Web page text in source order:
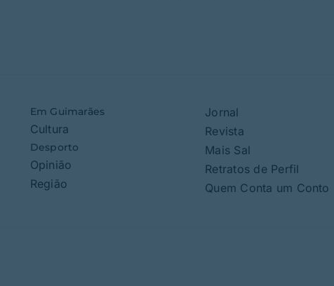
Em Guimarães
Cultura
Desporto
Opinião
Região
Jornal
Revista
Mais Sal
Retratos de Perfil
Quem Conta um Conto